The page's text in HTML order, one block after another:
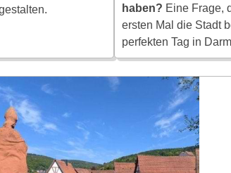
haben? Eine Frage,
ersten Mal die Stadt
perfekten Tag in